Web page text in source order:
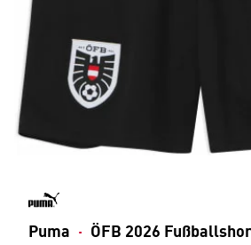
Puma · ÖFB 2026